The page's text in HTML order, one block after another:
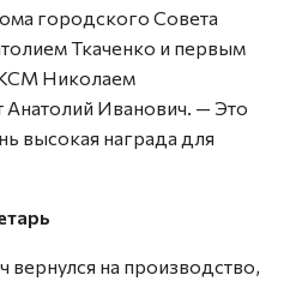
городского Совета
Ткаченко и первым
Николаем
Иванович. — Это
высокая награда для
вернулся на производство,